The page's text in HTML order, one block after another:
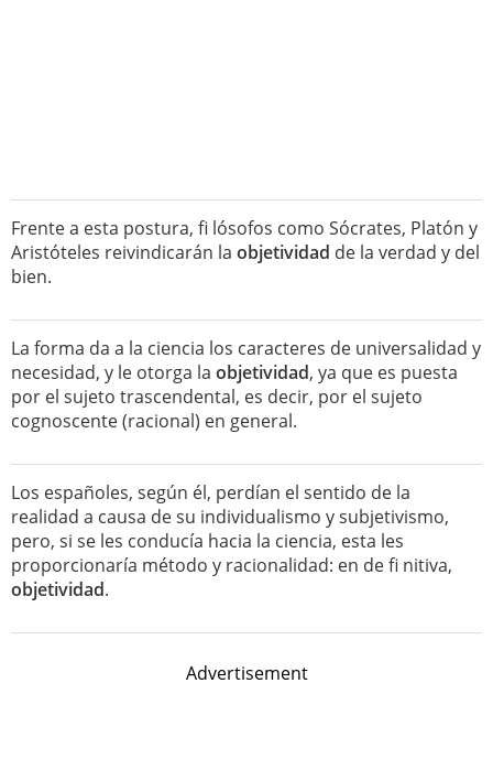
Frente a esta postura, fi lósofos como Sócrates, Platón y
Aristóteles reivindicarán la objetividad de la verdad y del
bien.
La forma da a la ciencia los caracteres de universalidad y
necesidad, y le otorga la objetividad, ya que es puesta
por el sujeto trascendental, es decir, por el sujeto
cognoscente (racional) en general.
Los españoles, según él, perdían el sentido de la
realidad a causa de su individualismo y subjetivismo,
pero, si se les conducía hacia la ciencia, esta les
proporcionaría método y racionalidad: en de fi nitiva,
objetividad.
Advertisement